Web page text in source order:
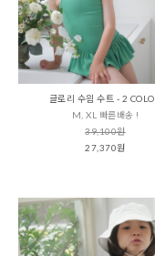
글로리 수읨 수트 - 2
M, XL 빠른배송 !
39,100원
27,370원